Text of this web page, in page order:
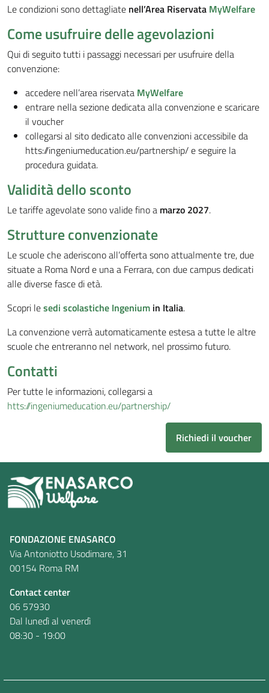
Le condizioni sono dettagliate nell’Area Riservata MyWelfare
Come usufruire delle agevolazioni
Qui di seguito tutti i passaggi necessari per usufruire della
convenzione:
accedere nell’area riservata MyWelfare
entrare nella sezione dedicata alla convenzione e scaricare
il voucher
collegarsi al sito dedicato alle convenzioni accessibile da
htts://ingeniumeducation.eu/partnership/ e seguire la
procedura guidata.
Validità dello sconto
Le tariffe agevolate sono valide fino a marzo 2027.
Strutture convenzionate
Le scuole che aderiscono all’offerta sono attualmente tre, due
situate a Roma Nord e una a Ferrara, con due campus dedicati
alle diverse fasce di età.
Scopri lesedi scolastiche Ingenium in Italia.
La convenzione verrà automaticamente estesa a tutte le altre
scuole che entreranno nel network, nel prossimo futuro.
Contatti
Per tutte le informazioni, collegarsi a
htts://ingeniumeducation.eu/partnership/
Richiedi il voucher
FONDAZIONE ENASARCO
Via Antoniotto Usodimare, 31
00154 Roma RM
Contact center
06 57930
Dal lunedì al venerdì
08:30 - 19:00